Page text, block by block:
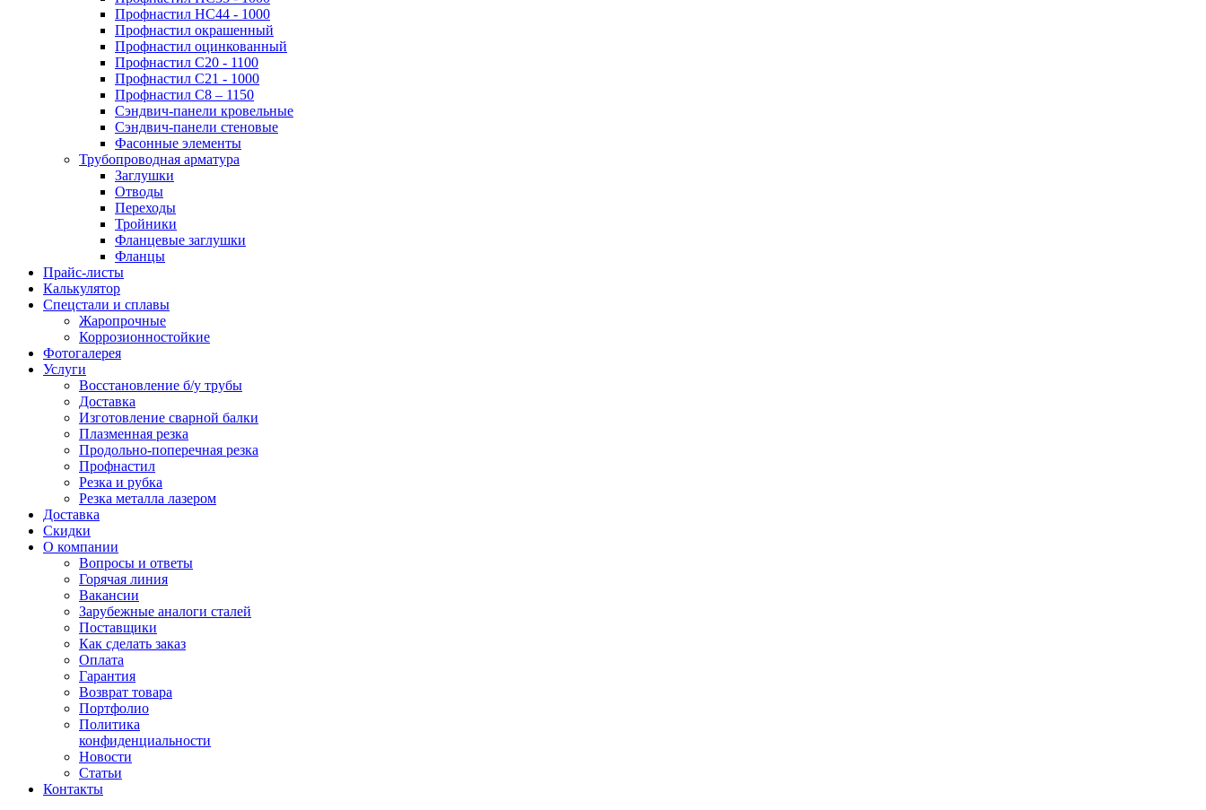
Профнастил НС44 - 1000
Профнастил окрашенный
Профнастил оцинкованный
Профнастил С20 - 1100
Профнастил С21 - 1000
Профнастил С8 – 1150
Сэндвич-панели кровельные
Сэндвич-панели стеновые
Фасонные элементы
Трубопроводная арматура
Заглушки
Отводы
Переходы
Тройники
Фланцевые заглушки
Фланцы
Прайс-листы
Калькулятор
Спецстали и сплавы
Жаропрочные
Коррозионностойкие
Фотогалерея
Услуги
Восстановление б/у трубы
Доставка
Изготовление сварной балки
Плазменная резка
Продольно-поперечная резка
Профнастил
Резка и рубка
Резка металла лазером
Доставка
Скидки
О компании
Вопросы и ответы
Горячая линия
Вакансии
Зарубежные аналоги сталей
Поставщики
Как сделать заказ
Оплата
Гарантия
Возврат товара
Портфолио
Политика
конфиденциальности
Новости
Статьи
Контакты